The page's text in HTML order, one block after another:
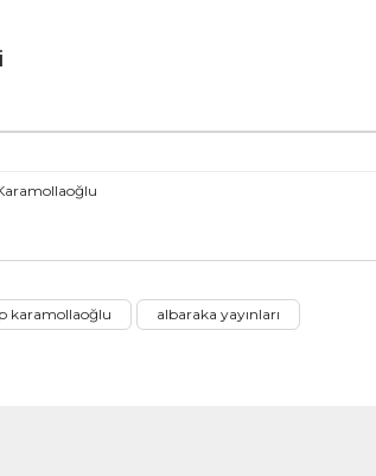
yetersiz gördüğünüz noktaları öneri
karamollaoğlu albaraka yayınları